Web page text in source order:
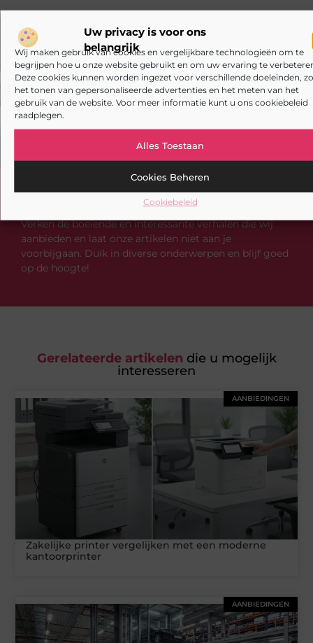
Uw privacy is voor ons
belangrijk
Wij maken gebruik van cookies en vergelijkbare technologieën om te
begrijpen hoe u onze website gebruikt en om uw ervaring te
Deze cookies kunnen worden ingezet voor verschillende doeleinden,
het tonen van gepersonaliseerde advertenties en het meten van het
gebruik van de website. Voor meer informatie kunt u ons cookiebeleid
raadplegen.
Alles Toestaan
Cookies Beheren
Cookiebeleid
Heb je deze artikelen al doorgenomen?
Verken de boeiende en interessante verhalen die wij
aanbieden en laat onze artikelen niet aan je
voorbijgaan. Duik in diverse onderwerpen en blijf goed
op de hoogte!
VORIGE
Stereo Versterkers vs. Bluetooth Versterkers: Het Melodieuze Duel
VOLGENDE
De beste espressomachine van 2021 en waarom het een goede investering is
Gerelateerde artikelen die u mogelijk
interesseren
AANBIEDINGEN
Zakelijke printer vergelijken met een moderne
kantoorprinter
AANBIEDINGEN